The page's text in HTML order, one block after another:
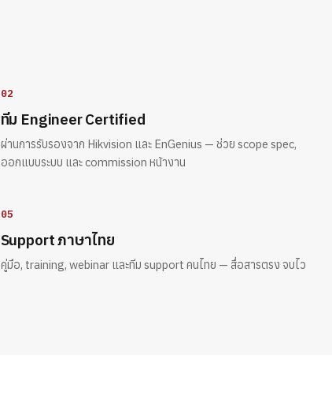
02
ทีม Engineer Certified
ผ่านการรับรองจาก Hikvision และ EnGenius — ช่วย scope spec,
ออกแบบระบบ และ commission หน้างาน
05
Support ภาษาไทย
คู่มือ, training, webinar และทีม support คนไทย — สื่อสารตรง จบไว